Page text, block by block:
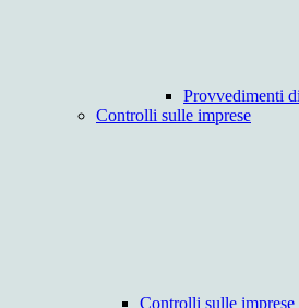
Provvedimenti
Controlli sulle imprese
Controlli sulle imprese